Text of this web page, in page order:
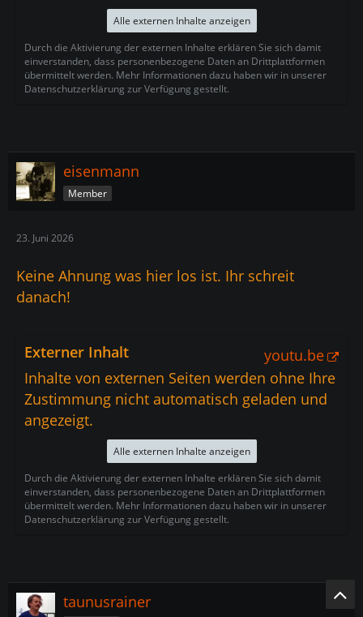
Alle externen Inhalte anzeigen
Durch die Aktivierung der externen Inhalte erklären Sie sich damit
einverstanden, dass personenbezogene Daten an Drittplattformen
übermittelt werden. Mehr Informationen dazu haben wir in unserer
Datenschutzerklärung zur Verfügung gestellt.
eisenmann
Member
23. Juni 2026
Keine Ahnung was hier los ist. Ihr schreit
danach!
Externer Inhalt
youtu.be
Inhalte von externen Seiten werden ohne Ihre
Zustimmung nicht automatisch geladen und
angezeigt.
Alle externen Inhalte anzeigen
Durch die Aktivierung der externen Inhalte erklären Sie sich damit
einverstanden, dass personenbezogene Daten an Drittplattformen
übermittelt werden. Mehr Informationen dazu haben wir in unserer
Datenschutzerklärung zur Verfügung gestellt.
taunusrainer